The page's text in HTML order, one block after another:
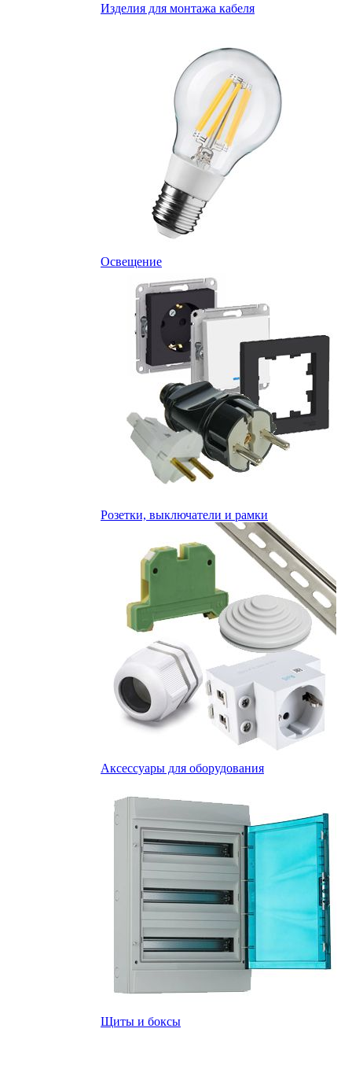
Изделия для монтажа кабеля
Освещение
Розетки, выключатели и рамки
Аксессуары для оборудования
Щиты и боксы